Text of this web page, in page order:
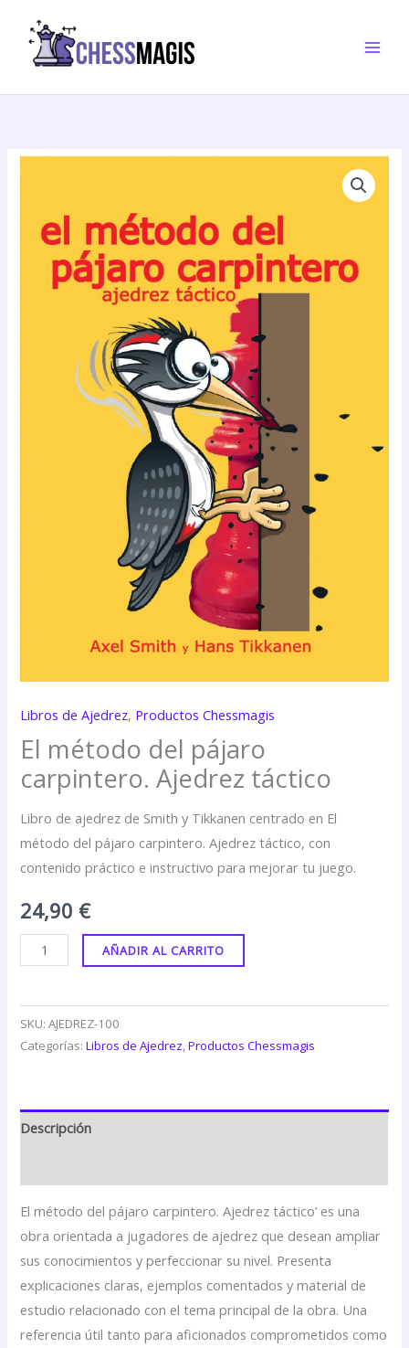
contenido
Libros de Ajedrez, Productos Chessmagis
El método del pájaro
carpintero. Ajedrez táctico
Libro de ajedrez de Smith y Tikkanen centrado en El
método del pájaro carpintero. Ajedrez táctico, con
contenido práctico e instructivo para mejorar tu juego.
24,90 €
pájaro
carpintero.
Ajedrez
AÑADIR AL CARRITO
SKU:AJEDREZ-100
Categorías:Libros de Ajedrez,Productos Chessmagis
Descripción
El método del pájaro carpintero. Ajedrez táctico’ es una
obra orientada a jugadores de ajedrez que desean ampliar
sus conocimientos y perfeccionar su nivel. Presenta
explicaciones claras, ejemplos comentados y material de
estudio relacionado con el tema principal de la obra. Una
referencia útil tanto para aficionados comprometidos como
pájaro
carpintero.
Ajedrez
táctico